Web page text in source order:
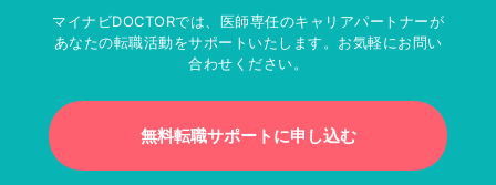
マイナビDOCTORでは、医師専任のキャリアパートナーが
あなたの転職活動をサポートいたします。お気軽にお問い
合わせください。
無料転職サポートに申し込む